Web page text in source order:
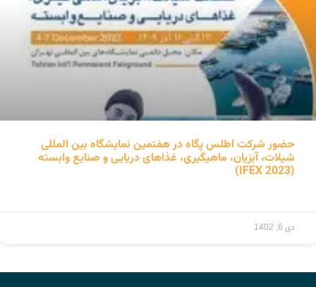
حضور شرکت اطلس پگاه در هفتمین نمایشگاه بین المللی
شیلات، آبزیان، ماهیگیری، غذاهای دریایی و صنایع وابسته
(IFEX 2023)
دی 6, 1402